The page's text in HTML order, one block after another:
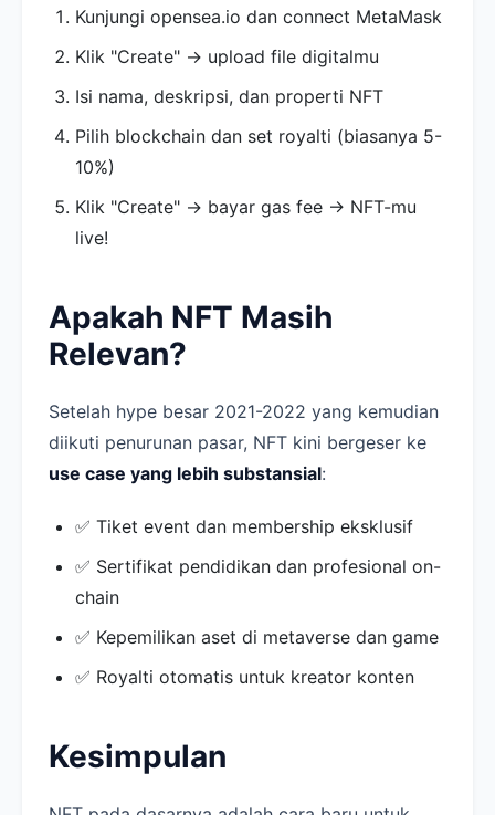
Kunjungi opensea.io dan connect MetaMask
Klik "Create" → upload file digitalmu
Isi nama, deskripsi, dan properti NFT
Pilih blockchain dan set royalti (biasanya 5-
10%)
Klik "Create" → bayar gas fee → NFT-mu
live!
Apakah NFT Masih
Relevan?
Setelah hype besar 2021-2022 yang kemudian
diikuti penurunan pasar, NFT kini bergeser ke
use case yang lebih substansial:
✅ Tiket event dan membership eksklusif
✅ Sertifikat pendidikan dan profesional on-
chain
✅ Kepemilikan aset di metaverse dan game
✅ Royalti otomatis untuk kreator konten
Kesimpulan